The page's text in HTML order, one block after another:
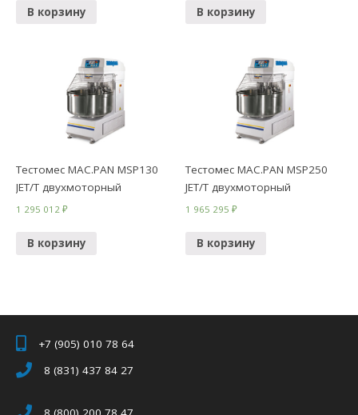
В корзину В корзину
Тестомес MAC.PAN MSP130
JET/T двухмоторный
1 295 012₽
В корзину
Тестомес MAC.PAN MSP250
JET/T двухмоторный
1 965 295₽
В корзину
+7 (905) 010 78 64
8 (831) 437 84 27